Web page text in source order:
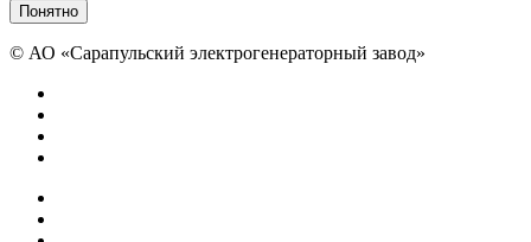
Понятно
© АО «Сарапульский электрогенераторный завод»